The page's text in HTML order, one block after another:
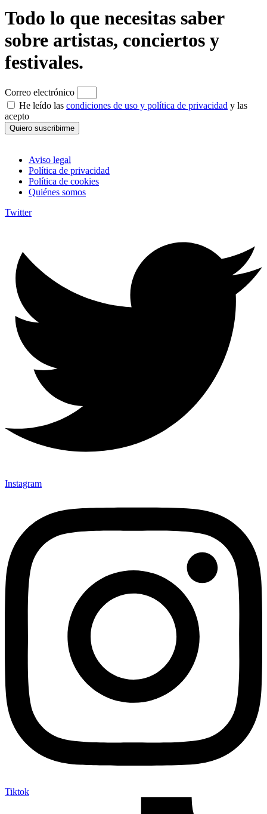
Todo lo que necesitas saber
sobre artistas, conciertos y
festivales.
Correo electrónico
He leído las condiciones de uso y política de privacidad y las
acepto
Quiero suscribirme
Aviso legal
Política de privacidad
Política de cookies
Quiénes somos
Twitter
Instagram
Tiktok